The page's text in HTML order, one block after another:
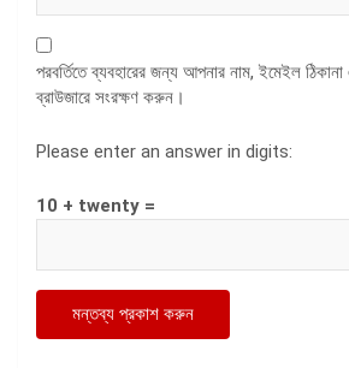
পরবর্তিতে ব্যবহারের জন্য আপনার নাম, ইমেইল
ব্রাউজারে সংরক্ষণ করুন।
Please enter an answer in digits:
10 + twenty =